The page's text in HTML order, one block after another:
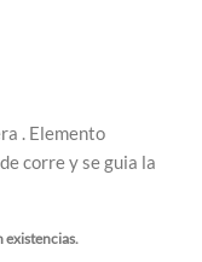
. Elemento
corre y se guia la
existencias.